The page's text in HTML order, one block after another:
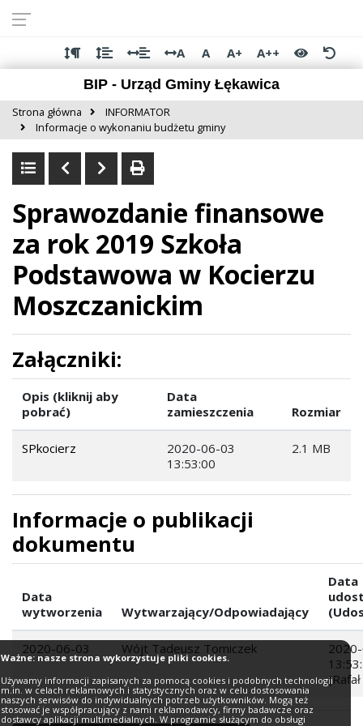
dostępności
głównej
treści
menu
stopki
A A A+
A++
BIP - Urząd Gminy Łękawica
Strona główna
INFORMATOR
Informacje o wykonaniu budżetu gminy
Sprawozdanie finansowe
za rok 2019 Szkoła
Podstawowa w Kocierzu
Moszczanickim
Załączniki:
Opis (kliknij aby
pobrać)
Data
zamieszczenia
Rozmiar
SPkocierz
2020-06-03
13:53:00
2.1 MB
Informacje o publikacji
dokumentu
Data
wytworzenia
Wytwarzający/Odpowiadający
Data
2020-06-03 Wójt Tadeusz Tomiczek
Ważne: nasze strona wykorzystuje pliki cookies.
Używamy informacji zapisanych za pomocą cookies i podobnych technologii
m.in. w celach reklamowych i statystycznych oraz w celu dostosowania
naszych serwisów do indywidualnych potrzeb użytkowników. Mogą też
stosować je współpracujący z nami reklamodawcy, firmy badawcze oraz
dostawcy aplikacji multimedialnych. W programie służącym do obsługi